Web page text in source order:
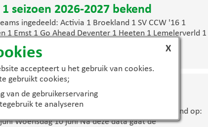
accepteert u het gebruik van cookies.
gebruikt cookies;
van de gebruikerservaring
te analyseren
X
seizoen 2026-2027 bekend
ingedeeld: Activia 1 Broekland 1 SV CCW '16 1
1 Emst 1 Go Ahead Deventer 1 Heeten 1 Lemelerverld 1
1 Terwolde 1 Wijhe 1
tijdens de zomerperiode
rondom trainingen en wedstrijden nog geopend op:
Woensdag 10 juni Na deze data gaat de